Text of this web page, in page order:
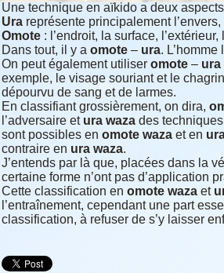
Une technique en aïkido a deux
Urareprésente principalement
Omote: l’endroit, la surface,
Dans tout, il y a omote– ura.
On peut également utiliser omote– ura
exemple, le visage souriant et le
dépourvu de sang et de larmes.
En classifiant grossièrement, on dira,
l’adversaire et ura wazades techniques
sont possibles en omote wazaet en
contraire en ura waza.
J’entends par là que, placées dans la
certaine forme n’ont pas d’application
Cette classification en omote wazaet
l’entraînement, cependant une part
classification, à refuser de s’y laisser